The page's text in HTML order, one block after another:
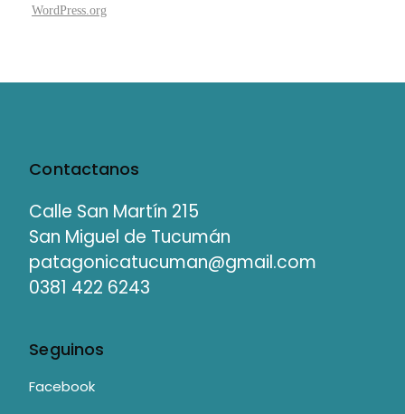
WordPress.org
Contactanos
Calle San Martín 215
San Miguel de Tucumán
patagonicatucuman@gmail.com
0381 422 6243
Seguinos
Facebook